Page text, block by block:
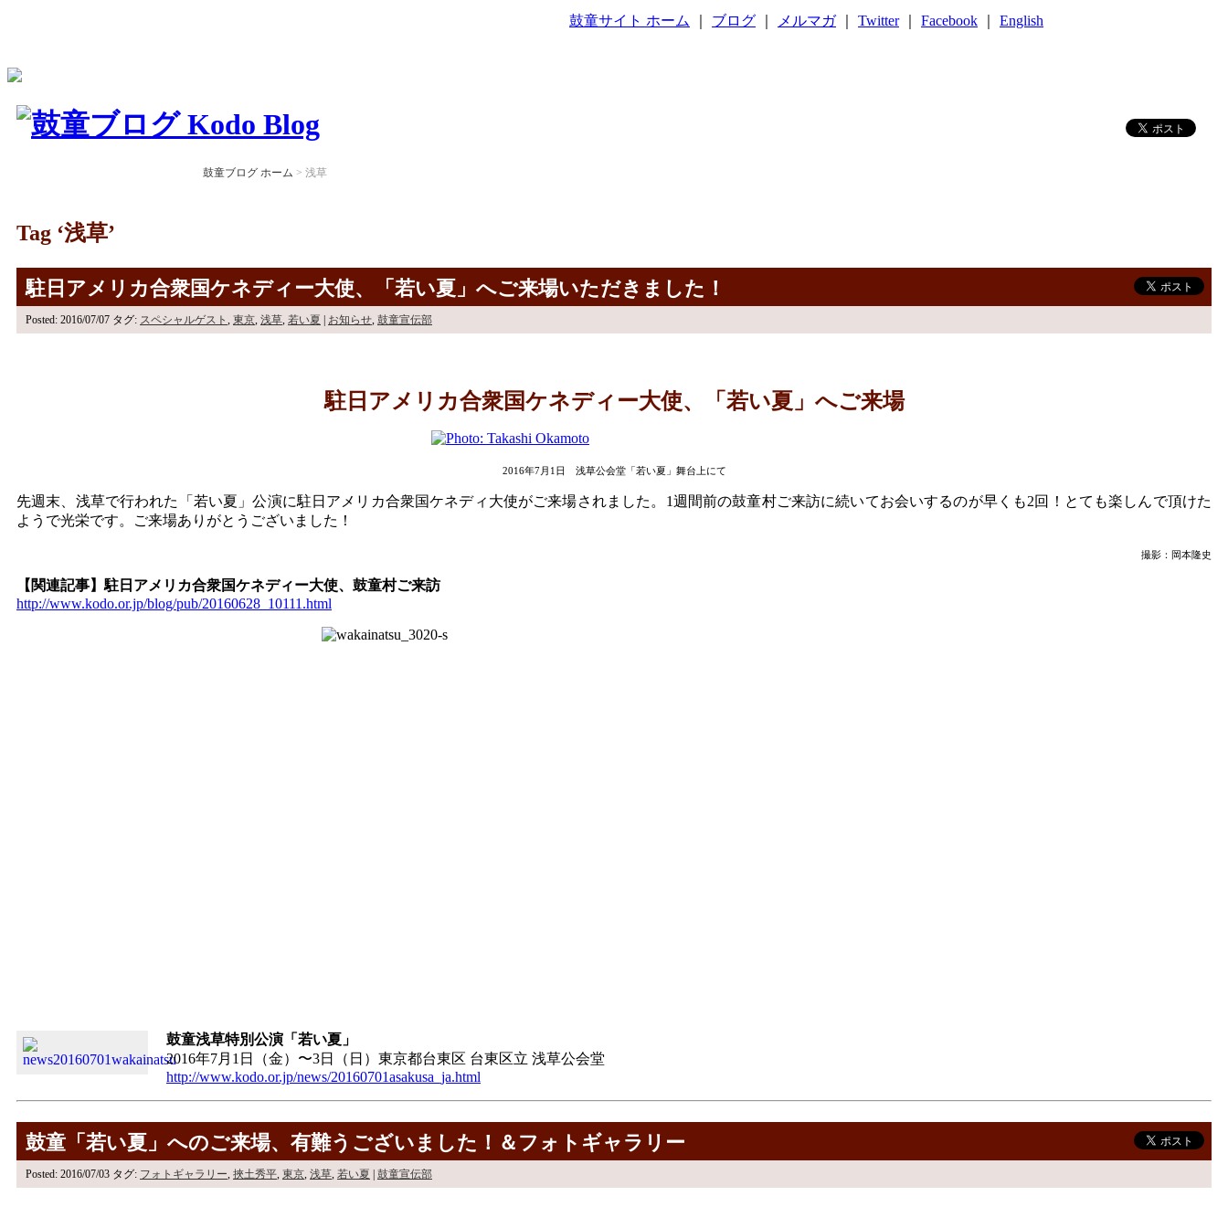
鼓童サイト ホーム ブログ メルマガ｜ Twitter｜ Facebook English
鼓童ブログ ホーム > 浅草
Tag ‘浅草’
駐日アメリカ合衆国ケネディー大使、「若い夏」へご来場いただきました！
Posted: 2016/07/07 タグ: スペシャルゲスト , 東京, 浅草, 若い夏 お知らせ, 鼓童宣伝部
駐日アメリカ合衆国ケネディー大使、「若い夏」へご来場
2016年7月1日 浅草公会堂「若い夏」舞台上にて
先週末、浅草で行われた「若い夏」公演に駐日アメリカ合衆国ケネディ大使がご来場されました。1週間前の鼓童村ご来訪に続いてお会いするのが早くも2回！とても楽しんで頂けた
ようで光栄です。ご来場ありがとうございました！
撮影：岡本隆史
【関連記事】駐日アメリカ合衆国ケネディー大使、鼓童村ご来訪
http://www.kodo.or.jp/blog/pub/20160628_10111.html
鼓童浅草特別公演「若い夏」
2016年7月1日（金）〜3日（日）東京都台東区 台東区立 浅草公会堂
http://www.kodo.or.jp/news/20160701asakusa_ja.html
鼓童「若い夏」へのご来場、有難うございました！＆フォトギャラリー
Posted: 2016/07/03 タグ: フォトギャラリー, 挾土秀平, 東京, 浅草, 若い夏 鼓童宣伝部